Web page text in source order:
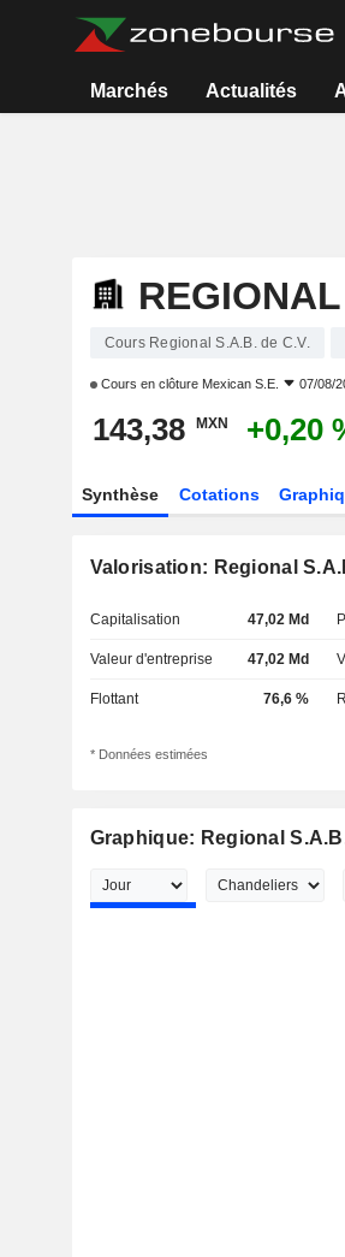
Marchés Actualités
Cours Regional S.A.B. de C.V.
Cours en clôture Mexican S.E. 07/08/
143,38 MXN +0,20
Synthèse Cotations
Valorisation: Regional
Capitalisation 47,02 Md
Valeur d'entreprise 47,02 Md
Flottant 76,6 %
* Données estimées
Graphique: Regional